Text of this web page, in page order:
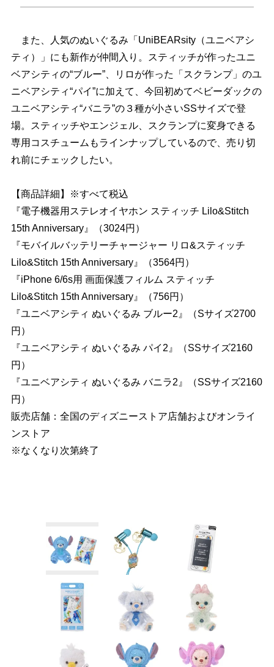
また、人気のぬいぐるみ「UniBEARsity（ユニベアシ
ティ）」にも新作が仲間入り。スティッチが作ったユニ
ベアシティの“ブルー”、リロが作った「スクランプ」のユ
ニベアシティ“パイ”に加えて、今回初めてベビーダックの
ユニベアシティ“バニラ”の３種が小さいSSサイズで登
場。スティッチやエンジェル、スクランプに変身できる
専用コスチュームもラインナップしているので、売り切
れ前にチェックしたい。
【商品詳細】※すべて税込
『電子機器用ステレオイヤホン スティッチ Lilo&Stitch
15th Anniversary』（3024円）
『モバイルバッテリーチャージャー リロ&スティッチ
Lilo&Stitch 15th Anniversary』（3564円）
『iPhone 6/6s用 画面保護フィルム スティッチ
Lilo&Stitch 15th Anniversary』（756円）
『ユニベアシティ ぬいぐるみ ブルー2』（Sサイズ2700
円）
『ユニベアシティ ぬいぐるみ パイ2』（SSサイズ2160
円）
『ユニベアシティ ぬいぐるみ バニラ2』（SSサイズ2160
円）
販売店舗：全国のディズニーストア店舗およびオンライ
ンストア
※なくなり次第終了